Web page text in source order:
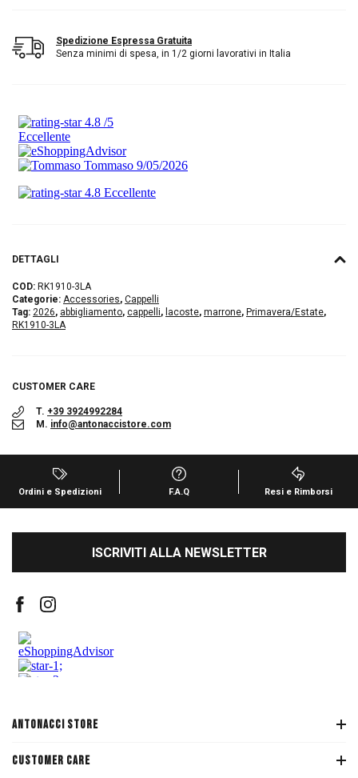
Spedizione Espressa Gratuita
Senza minimi di spesa, in 1/2 giorni lavorativi in Italia
DETTAGLI
COD: RK1910-3LA
Categorie: Accessories, Cappelli
Tag: 2026, abbigliamento, cappelli, lacoste, marrone, Primavera/Estate,
RK1910-3LA
CUSTOMER CARE
T. +39 3924992284
M. info@antonaccistore.com
Ordini e Spedizioni F.A.Q Resi e Rimborsi
ISCRIVITI ALLA NEWSLETTER
ANTONACCI STORE
CUSTOMER CARE